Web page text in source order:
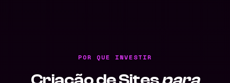
POR QUE INVESTIR